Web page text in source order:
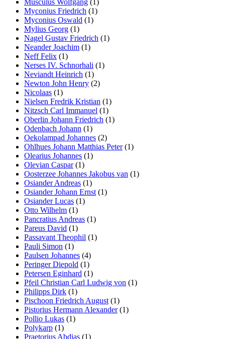
Myconius Friedrich (1)
Myconius Oswald (1)
Mylius Georg (1)
Nagel Gustav Friedrich (1)
Neander Joachim (1)
Neff Felix (1)
Nerses IV. Schnorhali (1)
Neviandt Heinrich (1)
Newton John Henry (2)
Nicolaas (1)
Nielsen Fredrik Kristian (1)
Nitzsch Carl Immanuel (1)
Oberlin Johann Friedrich (1)
Odenbach Johann (1)
Oekolampad Johannes (2)
Ohlhues Johann Matthias Peter(1)
Olearius Johannes (1)
Olevian Caspar(1)
Oosterzee Johannes Jakobus van (1)
Osiander Andreas (1)
Osiander Johann Ernst (1)
Osiander Lucas (1)
Otto Wilhelm (1)
Pancratius Andreas (1)
Pareus David (1)
Passavant Theophil (1)
Pauli Simon (1)
Paulsen Johannes (4)
Peringer Diepold (1)
Petersen Eginhard (1)
Pfeil Christian Carl Ludwig von (1)
Philipps Dirk (1)
Pischoon Friedrich August (1)
Pistorius Hermann Alexander(1)
Pollio Lukas (1)
Polykarp (1)
Praetorius Abdias (1)